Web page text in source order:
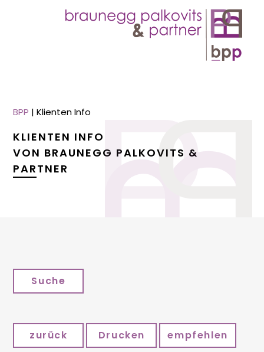
BPP |Klienten Info
KLIENTEN INFO
VON BRAUNEGG PALKOVITS &
PARTNER
Suche
zurück Drucken empfehlen